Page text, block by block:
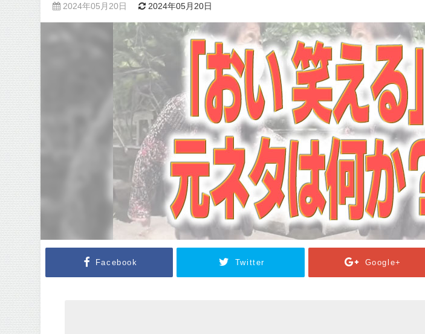
2024年05月20日 2024年05月20日
Facebook Twitter Google+